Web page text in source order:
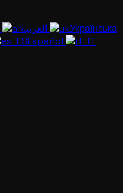
Українська
Español